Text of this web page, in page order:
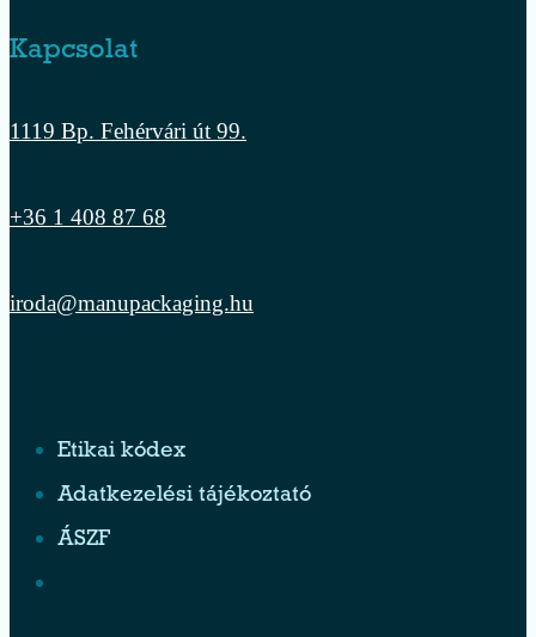
Kapcsolat
1119 Bp. Fehérvári út 99.
+36 1 408 87 68
iroda@manupackaging.hu
Etikai kódex
Adatkezelési tájékoztató
ÁSZF